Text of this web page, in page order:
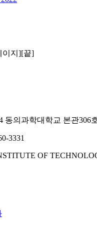
이지][끝]
동의과학대학교 본관306
3331
OF